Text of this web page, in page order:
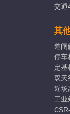
交通
其
道闸
停车
定基
双天
近场
工业